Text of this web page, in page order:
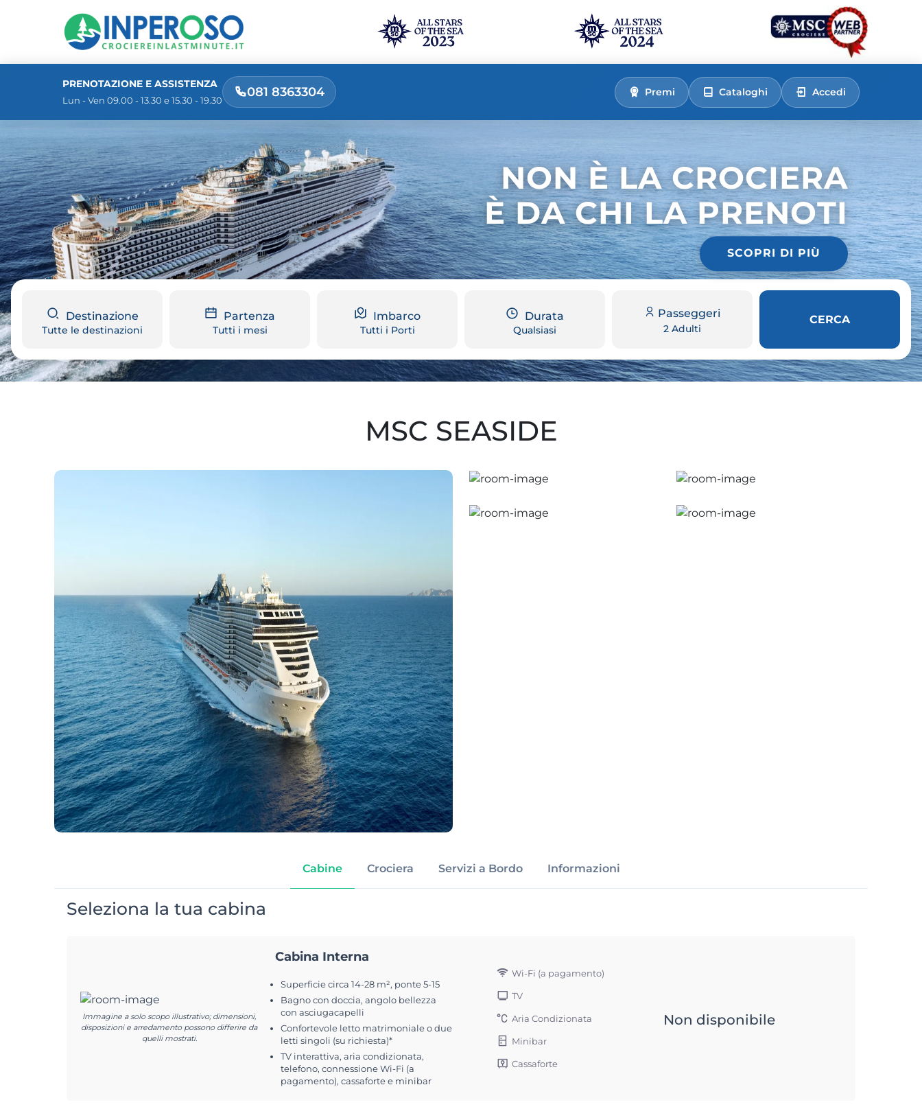
PRENOTAZIONE E ASSISTENZA
Lun - Ven 09.00 - 13.30 e 15.30 - 19.30
081 8363304 Premi Cataloghi Accedi
NON È LA CROCIERA
È DA CHI LA PRENOTI
SCOPRI DI PIÙ
Destinazione
Tutte le destinazioni
Partenza
Tutti i mesi
Imbarco
Tutti i Porti
Durata
Qualsiasi
Passeggeri
2 Adulti
CERCA
MSC SEASIDE
Cabine Crociera Servizi a Bordo Informazioni
Seleziona la tua cabina
Immagine a solo scopo illustrativo; dimensioni,
disposizioni e arredamento possono differire da
quelli mostrati.
Cabina Interna
Superficie circa 14-28 m², ponte 5-15
Bagno con doccia, angolo bellezza
con asciugacapelli
Confortevole letto matrimoniale o due
letti singoli (su richiesta)*
TV interattiva, aria condizionata,
telefono, connessione Wi-Fi (a
pagamento), cassaforte e minibar
Wi-Fi (a pagamento)
TV
Aria Condizionata
Minibar
Cassaforte
Non disponibile